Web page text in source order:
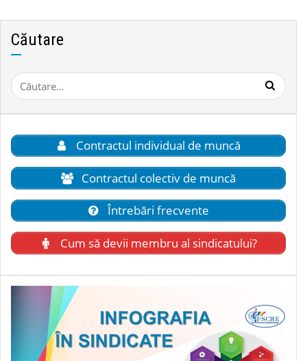
Căutare
Caută
după:
Contractul individual de muncă
Contractul colectiv de muncă
Întrebări frecvente
Cum să devii membru al sindicatului?